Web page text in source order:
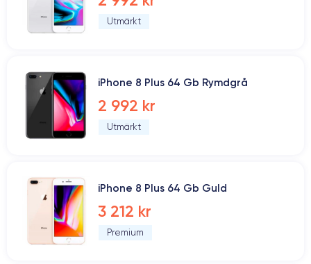
Utmärkt
iPhone 8 Plus 64 Gb Rymdgrå
2 992 kr
Utmärkt
iPhone 8 Plus 64 Gb Guld
3 212 kr
Premium